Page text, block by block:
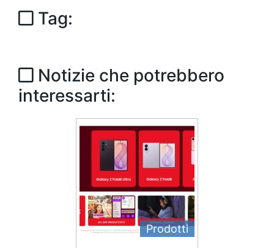
Tag:
Notizie che potrebbero
interessarti:
Prodotti